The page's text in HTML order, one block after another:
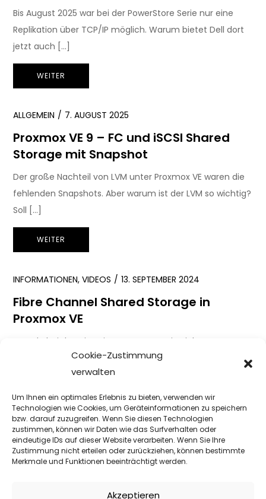
Cookie-Zustimmung
verwalten
Um Ihnen ein optimales Erlebnis zu bieten, verwenden wir
Technologien wie Cookies, um Geräteinformationen zu speichern
bzw. darauf zuzugreifen. Wenn Sie diesen Technologien
zustimmen, können wir Daten wie das Surfverhalten oder
eindeutige IDs auf dieser Website verarbeiten. Wenn Sie Ihre
Zustimmung nicht erteilen oder zurückziehen, können bestimmte
Merkmale und Funktionen beeinträchtigt werden.
Akzeptieren
Bis August 2025 war bei der PowerStore Serie nur eine
Replikation über TCP/IP möglich. Warum bietet Dell dort
jetzt auch […]
WEITER
ALLGEMEIN 7. AUGUST 2025
Proxmox VE 9 – FC und iSCSI Shared
Storage mit Snapshot
Der große Nachteil von LVM unter Proxmox VE waren die
fehlenden Snapshots. Aber warum ist der LVM so wichtig?
Soll […]
WEITER
INFORMATIONEN,VIDEOS 13. SEPTEMBER 2024
Fibre Channel Shared Storage in
Proxmox VE
Gerade bei der Migration von VMware in Richtung
Proxmox ist meist eine Fibre Channel Umgebung
vorhanden. Wenn das FC Storage […]
WEITER
INFORMATIONEN 10. FEBRUAR 2023
iSCSI vs. FC